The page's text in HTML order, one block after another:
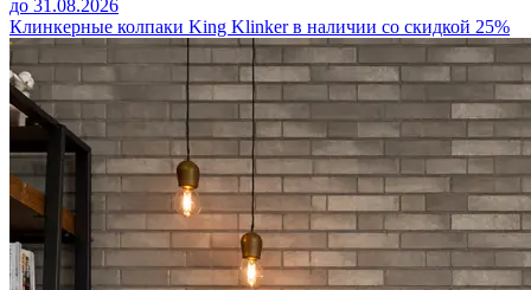
до 31.08.2026
Клинкерные колпаки King Klinker в наличии со скидкой 25%